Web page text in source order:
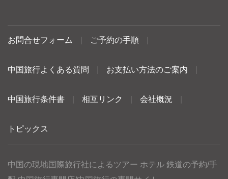
お問合せフォーム ご予約の手順
中国旅行よくある質問 お支払い方法のご案内
中国旅行条件書 相互リンク 会社概況
トピックス
中国の現地国際旅行社によるツアー ホテル 鉄道の予約/手